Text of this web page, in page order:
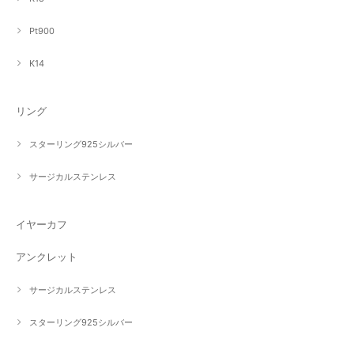
Pt900
K14
リング
スターリング925シルバー
サージカルステンレス
イヤーカフ
アンクレット
サージカルステンレス
スターリング925シルバー